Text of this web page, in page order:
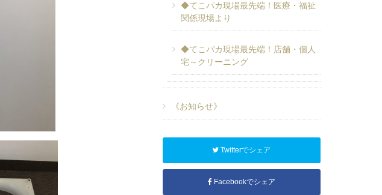
◆てこパカ現場最先端！医療・福祉
関係現場より
◆てこパカ現場最先端！店舗・個人
宅～クリーニング
《お知らせ》
Twitterでシェア
Facebookでシェア